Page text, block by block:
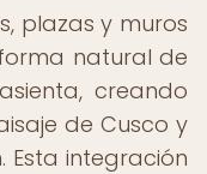
plazas y muros
natural de
creando
de Cusco y
Esta integración